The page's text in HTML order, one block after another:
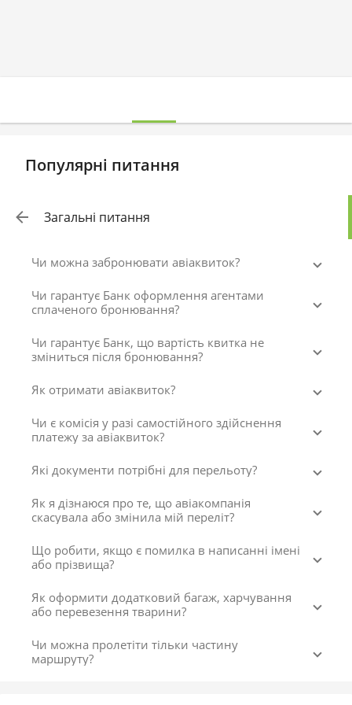
Популярні питання
Загальні питання
Чи можна забронювати авіаквиток?
Чи гарантує Банк оформлення агентами
сплаченого бронювання?
Чи гарантує Банк, що вартість квитка не
зміниться після бронювання?
Як отримати авіаквиток?
Чи є комісія у разі самостійного здійснення
платежу за авіаквиток?
Які документи потрібні для перельоту?
Як я дізнаюся про те, що авіакомпанія
скасувала або змінила мій переліт?
Що робити, якщо є помилка в написанні імені
або прізвища?
Як оформити додатковий багаж, харчування
або перевезення тварини?
Чи можна пролетіти тільки частину
маршруту?